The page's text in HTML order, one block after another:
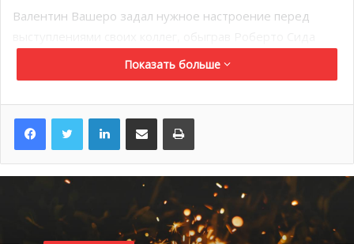
Валентин Вашеро задал нужное настроение перед
Суберви в трех сетах со счётом 6-3, 5-7, 6-4. Разрыв с
соперником был небольшим, но спортсмен из княжества
победу. Лукас Катарина вышел вторым и разгромил
доминиканца Ника Хардта (6-3, 6-4). Таким образом
команды и их тренеров. Монако лидировало со счётом
2-0. Первый парный матч воскресенья: на корте Ромен
Арнеодо и Уго Нис. Сет завершается с феноменальным
Показать больше
LinkedInПоделиться по электронной почте Распечатать